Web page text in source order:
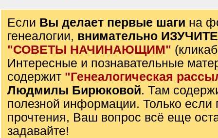
Если Вы делает первые шаги на
генеалогии, внимательно
"СОВЕТЫ НАЧИНАЮЩИМ"
Интересные и познавательные
содержит "Генеалогическая
Людмилы Бирюковой. Там
полезной информации. Только если
прочтения, Ваш вопрос всё еще
задавайте!